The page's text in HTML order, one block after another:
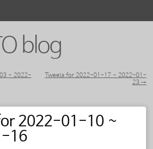
blog
~ 2022-
Tweets for 2022-01-17 ~ 2022-01-
23 →
2022-01-10 ~
16